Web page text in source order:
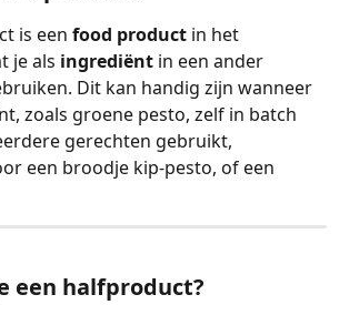
is een food product in het
je als ingrediënt in een ander
Dit kan handig zijn wanneer
zoals groene pesto, zelf in batch
gerechten gebruikt,
een broodje kip-pesto, of een
een halfproduct?